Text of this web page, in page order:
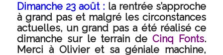
Dimanche 23 août : la rentrée s’approche
à grand pas et malgré les circonstances
actuelles, un grand pas a été réalisé ce
dimanche sur le terrain deCinq Fonts.
Merci à Olivier et sa géniale machine,